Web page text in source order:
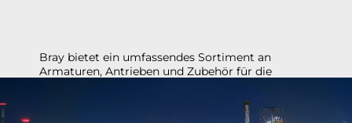
Bray bietet ein umfassendes Sortiment an
Armaturen, Antrieben und Zubehör für die
Anwendungen wie Ölsand, Erdgas und für